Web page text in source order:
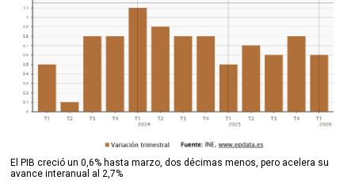
El PIB creció un 0,6% hasta marzo, dos décimas menos, pero acelera su
avance interanual al 2,7%